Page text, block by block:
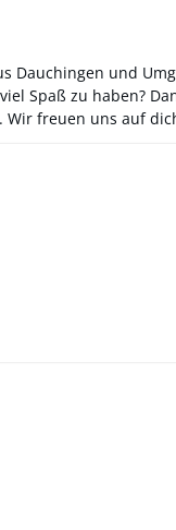
Dauchingen und
Spaß zu haben?
Wir freuen uns auf